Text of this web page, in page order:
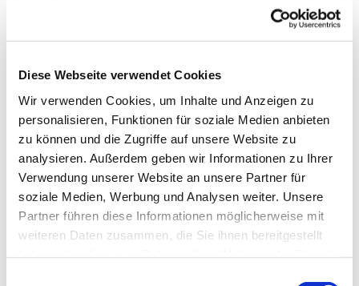
Diese Webseite verwendet Cookies
Wir verwenden Cookies, um Inhalte und Anzeigen zu
personalisieren, Funktionen für soziale Medien anbieten
zu können und die Zugriffe auf unsere Website zu
analysieren. Außerdem geben wir Informationen zu Ihrer
Verwendung unserer Website an unsere Partner für
soziale Medien, Werbung und Analysen weiter. Unsere
Partner führen diese Informationen möglicherweise mit
weiteren Daten zusammen, die Sie ihnen bereitgestellt
Dies könnte Sie auch
interessieren